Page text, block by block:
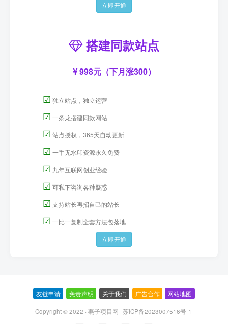
立即开通
搭建同款站点
998元（下月涨300）
☑ 独立站点，独立运营
☑ 一条龙搭建同款网站
☑ 站点授权，365天自动更新
☑ 一手无水印资源永久免费
☑ 九年互联网创业经验
☑ 可私下咨询各种疑惑
☑ 支持站长再招自己的站长
☑ 一比一复制全套方法包落地
立即开通
友链申请 免责声明 关于我们 广告合作 网站地图
Copyright © 2022 · 燕子项目网--苏ICP备2023007516号-1